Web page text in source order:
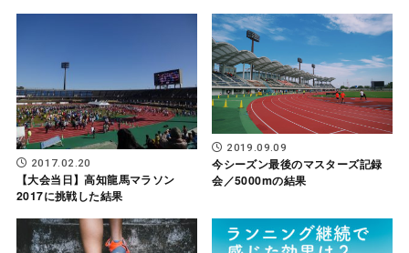
2017.02.20
【大会当日】高知龍馬マラソン
2017に挑戦した結果
2019.09.09
今シーズン最後のマスターズ記録
会／5000mの結果